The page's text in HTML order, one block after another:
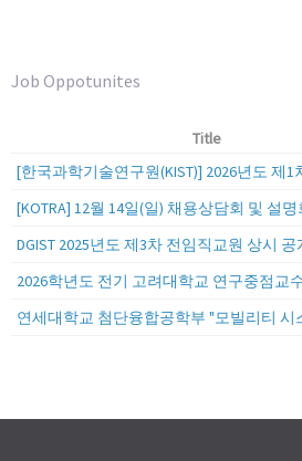
Job Oppotunites
Title
[KOTRA] 12월 14일(일) 채용상담회 및 설
DGIST 2025년도 제3차 전임직교원 상시
2026학년도 전기 고려대학교 연구중점교